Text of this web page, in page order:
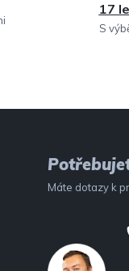
17
S
Máte dotazy k